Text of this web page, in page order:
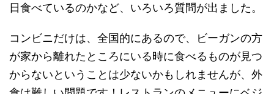
日食べているのかなど、いろいろ質問が出ました。
コンビニだけは、全国的にあるので、ビーガンの方
が家から離れたところにいる時に食べるものが見つ
からないということは少ないかもしれませんが、外